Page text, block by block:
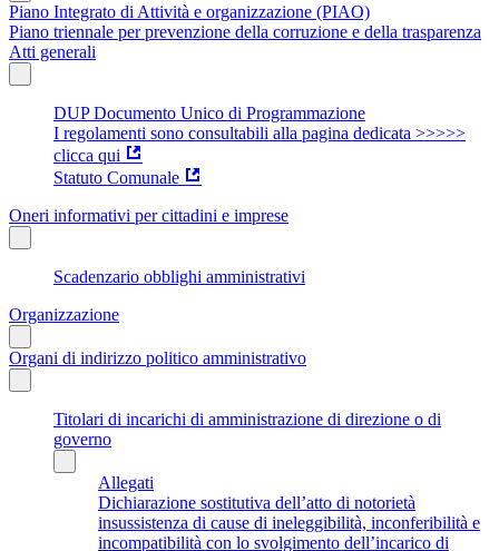
Piano Integrato di Attività e organizzazione (PIAO)
Piano triennale per prevenzione della corruzione e della trasparenza
Atti generali
DUP Documento Unico di Programmazione
I regolamenti sono consultabili alla pagina dedicata >>>>>
clicca qui
Statuto Comunale
Oneri informativi per cittadini e imprese
Scadenzario obblighi amministrativi
Organizzazione
Organi di indirizzo politico amministrativo
Titolari di incarichi di amministrazione di direzione o di
governo
Allegati
Dichiarazione sostitutiva dell’atto di notorietà
insussistenza di cause di ineleggibilità, inconferibilità e
incompatibilità con lo svolgimento dell’incarico di